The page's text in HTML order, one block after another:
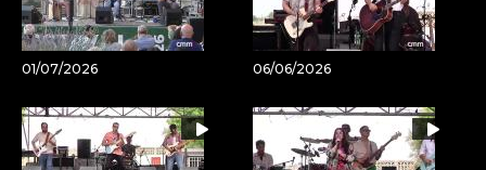
01/07/2026 06/06/2026